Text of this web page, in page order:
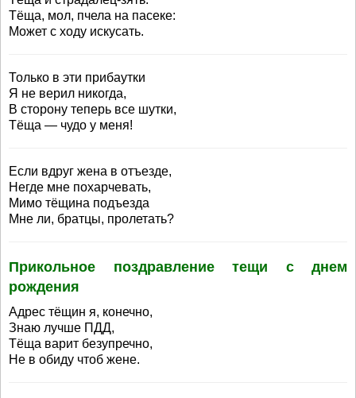
Тёща, мол, пчела на пасеке:
Может с ходу искусать.
Только в эти прибаутки
Я не верил никогда,
В сторону теперь все шутки,
Тёща — чудо у меня!
Если вдруг жена в отъезде,
Негде мне похарчевать,
Мимо тёщина подъезда
Мне ли, братцы, пролетать?
Прикольное поздравление тещи с днем
рождения
Адрес тёщин я, конечно,
Знаю лучше ПДД,
Тёща варит безупречно,
Не в обиду чтоб жене.